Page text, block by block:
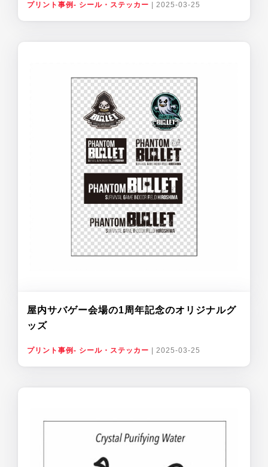
プリント事例- シール・ステッカー 2025-03-25
屋内サバゲー会場の1周年記念のオリジナルグ
ッズ
プリント事例- シール・ステッカー 2025-03-25